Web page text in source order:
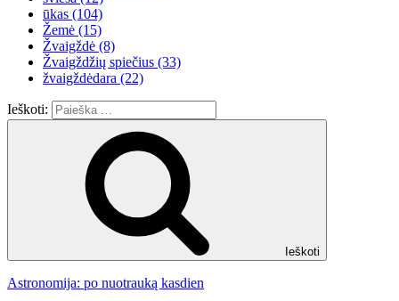
ūkas (104)
Žemė (15)
Žvaigždė (8)
Žvaigždžių spiečius (33)
žvaigždėdara (22)
Ieškoti:
Ieškoti
Astronomija: po nuotrauką kasdien